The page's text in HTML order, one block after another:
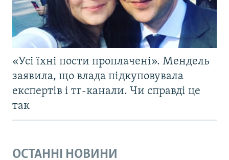
«Усі їхні пости проплачені». Мендель
заявила, що влада підкуповувала
експертів і тг-канали. Чи справді це
так
ОСТАННІ НОВИНИ